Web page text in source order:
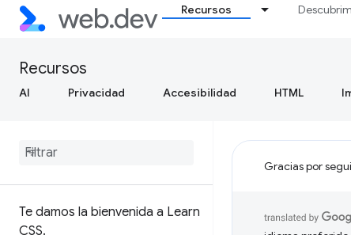
Recursos
Recursos
AI Privacidad Accesibilidad HTML
Te damos la bienvenida a Learn
CSS.
Gracias por